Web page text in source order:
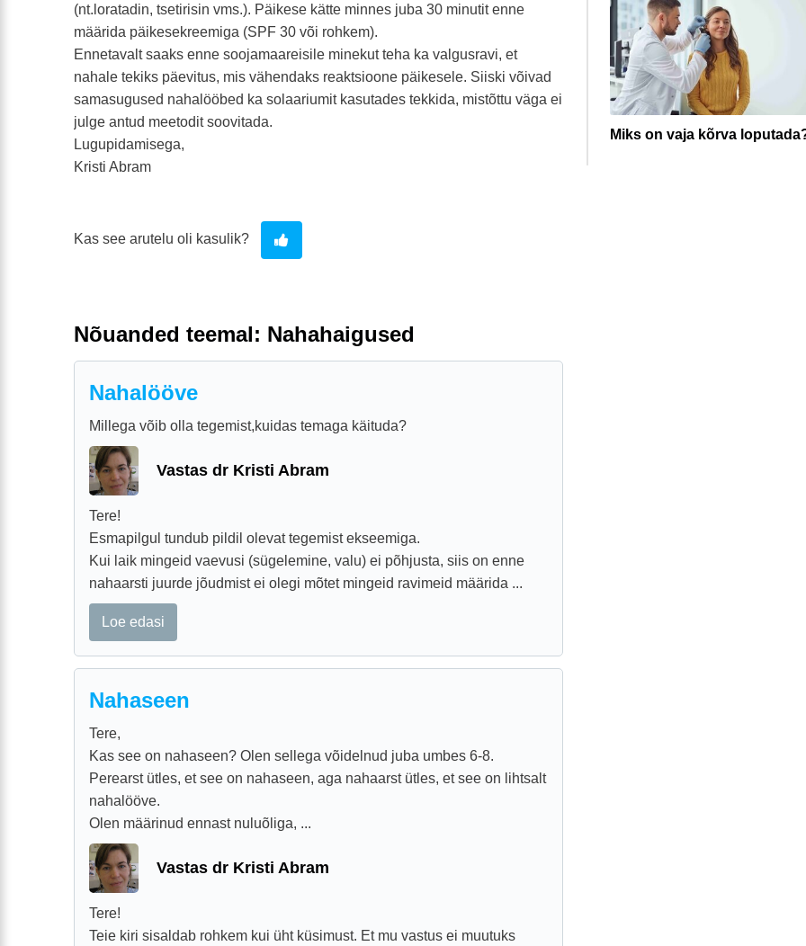
Miks on vaja kõrva
(nt.loratadin, tsetirisin vms.). Päikese kätte minnes juba 30 minutit enne
määrida päikesekreemiga (SPF 30 või rohkem).
Ennetavalt saaks enne soojamaareisile minekut teha ka valgusravi, et
nahale tekiks päevitus, mis vähendaks reaktsioone päikesele. Siiski võivad
samasugused nahalööbed ka solaariumit kasutades tekkida, mistõttu väga ei
julge antud meetodit soovitada.
Lugupidamisega,
Kristi Abram
Kas see arutelu oli kasulik?
Nõuanded teemal: Nahahaigused
Nahalööve
Millega võib olla tegemist,kuidas temaga käituda?
Vastas dr Kristi Abram
Tere!
Esmapilgul tundub pildil olevat tegemist ekseemiga.
Kui laik mingeid vaevusi (sügelemine, valu) ei põhjusta, siis on enne
nahaarsti juurde jõudmist ei olegi mõtet mingeid ravimeid määrida ...
Loe edasi
Nahaseen
Tere,
Kas see on nahaseen? Olen sellega võidelnud juba umbes 6-8.
Perearst ütles, et see on nahaseen, aga nahaarst ütles, et see on lihtsalt
nahalööve.
Olen määrinud ennast nuluõliga, ...
Vastas dr Kristi Abram
Tere!
Teie kiri sisaldab rohkem kui üht küsimust. Et mu vastus ei muutuks